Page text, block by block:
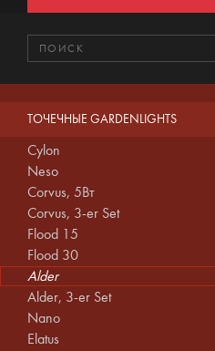
ТОЧЕЧНЫЕ GARDENLIGHTS
Cylon
Neso
Corvus, 5Вт
Corvus, 3-er Set
Flood 15
Flood 30
Alder
Alder, 3-er Set
Nano
Elatus